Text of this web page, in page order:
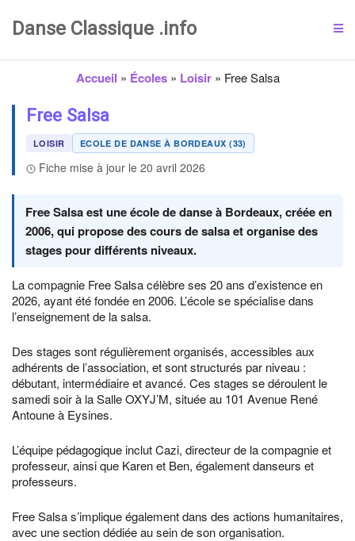
Danse Classique .info
Accueil » Écoles» Loisir» Free Salsa
Free Salsa
LOISIR ECOLE DE DANSE À BORDEAUX (33)
Fiche mise à jour le 20 avril 2026
Free Salsa est une école de danse à Bordeaux, créée en
2006, qui propose des cours de salsa et organise des
stages pour différents niveaux.
La compagnie Free Salsa célèbre ses 20 ans d’existence en
2026, ayant été fondée en 2006. L’école se spécialise dans
l’enseignement de la salsa.
Des stages sont régulièrement organisés, accessibles aux
adhérents de l’association, et sont structurés par niveau :
débutant, intermédiaire et avancé. Ces stages se déroulent le
samedi soir à la Salle OXYJ’M, située au 101 Avenue René
Antoune à Eysines.
L’équipe pédagogique inclut Cazi, directeur de la compagnie et
professeur, ainsi que Karen et Ben, également danseurs et
professeurs.
Free Salsa s’implique également dans des actions humanitaires,
avec une section dédiée au sein de son organisation.